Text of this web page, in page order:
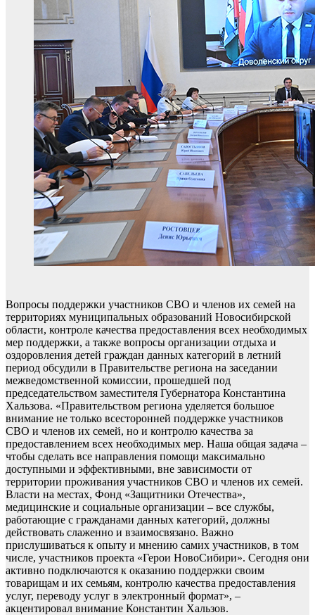
Вопросы поддержки участников СВО и членов их семей на
территориях муниципальных образований Новосибирской
области, контроле качества предоставления всех необходимых
мер поддержки, а также вопросы организации отдыха и
оздоровления детей граждан данных категорий в летний
период обсудили в Правительстве региона на заседании
межведомственной комиссии, прошедшей под
председательством заместителя Губернатора Константина
Хальзова. «Правительством региона уделяется большое
внимание не только всесторонней поддержке участников
СВО и членов их семей, но и контролю качества за
предоставлением всех необходимых мер. Наша общая задача –
чтобы сделать все направления помощи максимально
доступными и эффективными, вне зависимости от
территории проживания участников СВО и членов их семей.
Власти на местах, Фонд «Защитники Отечества»,
медицинские и социальные организации – все службы,
работающие с гражданами данных категорий, должны
действовать слаженно и взаимосвязано. Важно
прислушиваться к опыту и мнению самих участников, в том
числе, участников проекта «Герои НовоСибири». Сегодня они
активно подключаются к оказанию поддержки своим
товарищам и их семьям, контролю качества предоставления
услуг, переводу услуг в электронный формат», –
акцентировал внимание Константин Хальзов.